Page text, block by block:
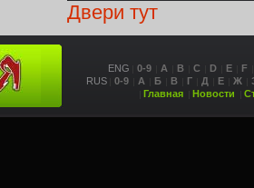
Двери тут
ENG 0-9 A B C D E
F
RUS
0-9 А Б В Г Д Е Ж
Главная
Новости